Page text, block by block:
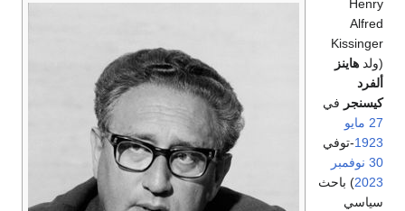
Henry
Alfred
Kissinger
(ولد هاينز
ألفرد
كيسنجر في
27 مايو
1923-توفي
30 نوفمبر
2023) باحث
سياسي